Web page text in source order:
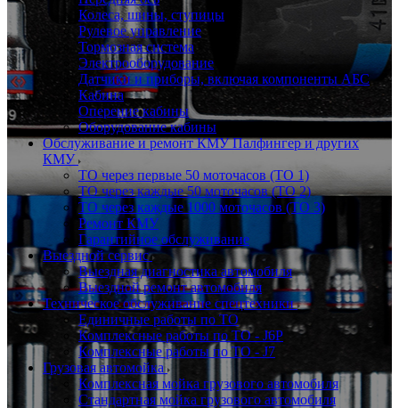
Колеса, шины, ступицы
Рулевое управление
Тормозная система
Электрооборудование
Датчики и приборы, включая компоненты АБС
Кабина
Оперение кабины
Оборудование кабины
Обслуживание и ремонт КМУ Палфингер и других
КМУ
ТО через первые 50 моточасов (ТО 1)
ТО через каждые 50 моточасов (ТО 2)
ТО через каждые 1000 моточасов (ТО 3)
Ремонт КМУ
Гарантийное обслуживание
Выездной сервис
Выездная диагностика автомобиля
Выездной ремонт автомобиля
Техническое обслуживание спецтехники
Единичные работы по ТО
Комплексные работы по ТО - J6P
Комплексные работы по ТО - J7
Грузовая автомойка
Комплексная мойка грузового автомобиля
Стандартная мойка грузового автомобиля